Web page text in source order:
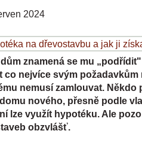
2024
znamená se mu
co nejvíce svým požadavkům
nemusí zamlouvat. Někdo
nového, přesně podle
lze využít hypotéku. Ale
obzvlášť.